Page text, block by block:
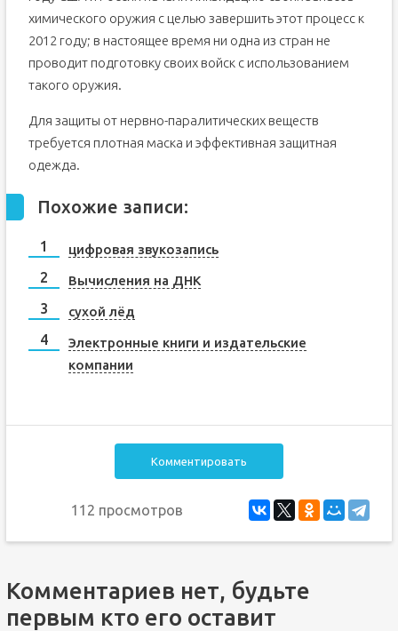
химического оружия с целью завершить этот процесс к
2012 году; в настоящее время ни одна из стран не
проводит подготовку своих войск с использованием
такого оружия.
Для защиты от нервно-паралитических веществ
требуется плотная маска и эффективная защитная
одежда.
Похожие записи:
цифровая звукозапись
Вычисления на ДНК
сухой лёд
Электронные книги и издательские
компании
Комментировать
112 просмотров
Комментариев нет, будьте
первым кто его оставит